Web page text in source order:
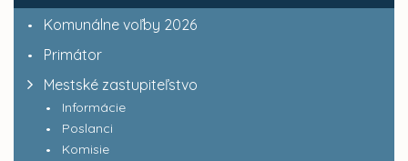
Komunálne voľby 2026
Primátor
Mestské zastupiteľstvo
Informácie
Poslanci
Komisie